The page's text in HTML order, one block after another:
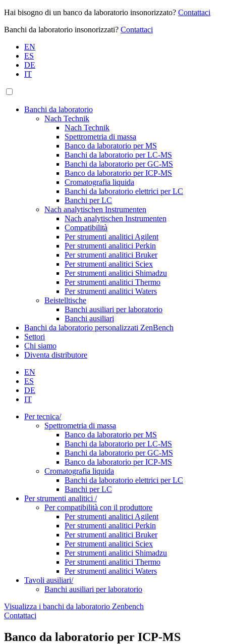
Hai bisogno di un banco da laboratorio insonorizzato? Contattaci
Banchi da laboratorio insonorizzati? Contattaci
EN
ES
DE
IT
Banchi da laboratorio
Nach Technik
Nach Technik
Spettrometria di massa
Banco da laboratorio per MS
Banchi da laboratorio per LC-MS
Banchi da laboratorio per GC-MS
Banco da laboratorio per ICP-MS
Cromatografia liquida
Banchi da laboratorio elettrici per LC
Banchi per LC
Nach analytischen Instrumenten
Nach analytischen Instrumenten
Compatibilità
Per strumenti analitici Agilent
Per strumenti analitici Perkin
Per strumenti analitici Bruker
Per strumenti analitici Sciex
Per strumenti analitici Shimadzu
Per strumenti analitici Thermo
Per strumenti analitici Waters
Beistelltische
Banchi ausiliari per laboratorio
Banchi ausiliari
Banchi da laboratorio personalizzati ZenBench
Settori
Chi siamo
Diventa distributore
EN
ES
DE
IT
Per tecnica/
Spettrometria di massa
Banco da laboratorio per MS
Banchi da laboratorio per LC-MS
Banchi da laboratorio per GC-MS
Banco da laboratorio per ICP-MS
Cromatografia liquida
Banchi da laboratorio elettrici per LC
Banchi per LC
Per strumenti analitici /
Per compatibilità con il produttore
Per strumenti analitici Agilent
Per strumenti analitici Perkin
Per strumenti analitici Bruker
Per strumenti analitici Sciex
Per strumenti analitici Shimadzu
Per strumenti analitici Thermo
Per strumenti analitici Waters
Tavoli ausiliari/
Banchi ausiliari per laboratorio
Visualizza i banchi da laboratorio Zenbench
Contattaci
Banco da laboratorio per ICP-MS